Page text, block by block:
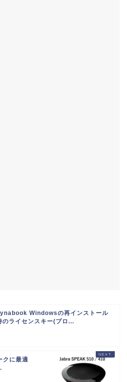
Windowsの再インストール
のライセンスキー(プロ...
クに最適